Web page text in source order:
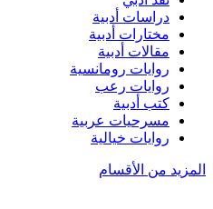
دراسات أدبية
مختارات أدبية
مقالات أدبية
روايات رومانسية
روايات رعب
كتب أدبية
مسرحيات عربية
روايات خيالية
المزيد من الأقسام